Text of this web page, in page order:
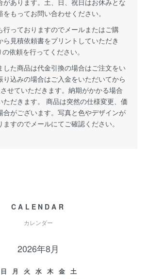
があります。土、日、祝日はお休みとな
をもってお問い合わせください。
行っておりますのでメールまたはご購
ら見積依頼書をプリントしていただき
依頼を行ってください。
した商品は代金引換の場合はご注文をい
り込みの場合はご入金をいただいてから
せていただきます。納期がかかる場合
ただきます。 商品は突然の仕様変更、価
合がございます。写真と色やデザインが
すのでメールにてご確認ください。
CALENDAR
カレンダー
2026年8月
日 月 火 水 木 金
土